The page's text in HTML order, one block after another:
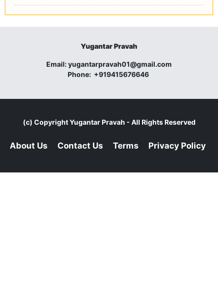
Yugantar Pravah
Email:yugantarpravah01@gmail.com
Phone: +919415676646
(c) CopyrightYugantar Pravah - All Rights Reserved
About Us Contact Us Terms Privacy Policy